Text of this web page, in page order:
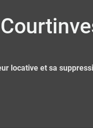
locative et sa